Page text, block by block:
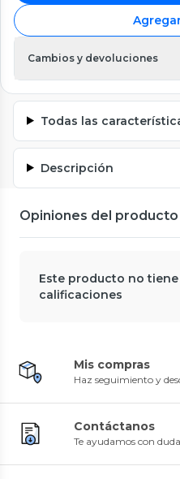
Cambios y devoluciones
Todas las
Descripción
Opiniones del producto
Este producto no
calificaciones
Mis compras
Haz seguimiento y
Contáctanos
Te ayudamos con